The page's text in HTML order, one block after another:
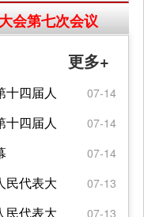
察院 工作
会第七次会议
更多+
十四届人
的讲话
07-14
十四届人
讲话
07-14
07-14
民代表大
07-13
民代表大
07-13